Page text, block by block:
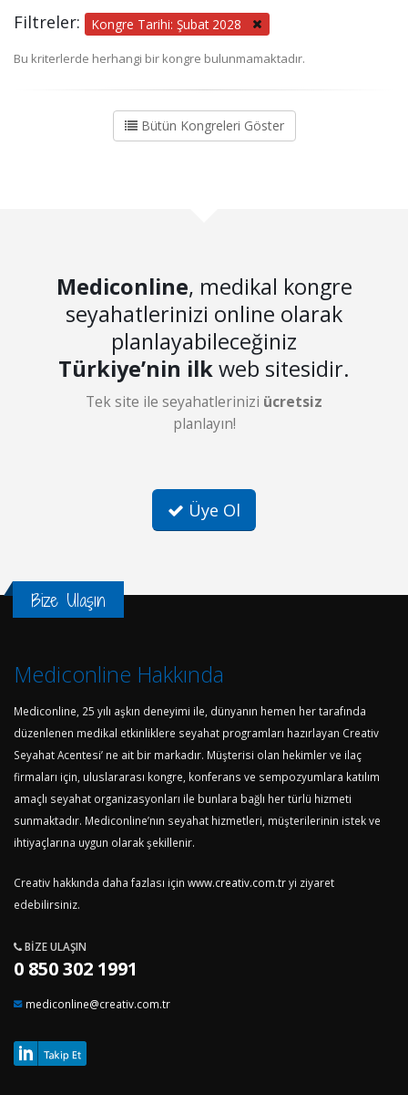
Filtreler: Kongre Tarihi: Şubat 2028
Bu kriterlerde herhangi bir kongre bulunmamaktadır.
Bütün Kongreleri Göster
Mediconline, medikal kongre
seyahatlerinizi online olarak
planlayabileceğiniz
Türkiye’nin ilkweb sitesidir.
Tek site ile seyahatlerinizi ücretsiz
planlayın!
Üye Ol
Bize Ulaşın
Mediconline Hakkında
Mediconline, 25 yılı aşkın deneyimi ile, dünyanın hemen her tarafında
düzenlenen medikal etkinliklere seyahat programları hazırlayan Creativ
Seyahat Acentesi’ ne ait bir markadır. Müşterisi olan hekimler ve ilaç
firmaları için, uluslararası kongre, konferans ve sempozyumlara katılım
amaçlı seyahat organizasyonları ile bunlara bağlı her türlü hizmeti
sunmaktadır. Mediconline’nın seyahat hizmetleri, müşterilerinin istek ve
ihtiyaçlarına uygun olarak şekillenir.
Creativ hakkında daha fazlası için www.creativ.com.tryi ziyaret
edebilirsiniz.
BIZE ULAŞIN
0 850 302 1991
mediconline@creativ.com.tr